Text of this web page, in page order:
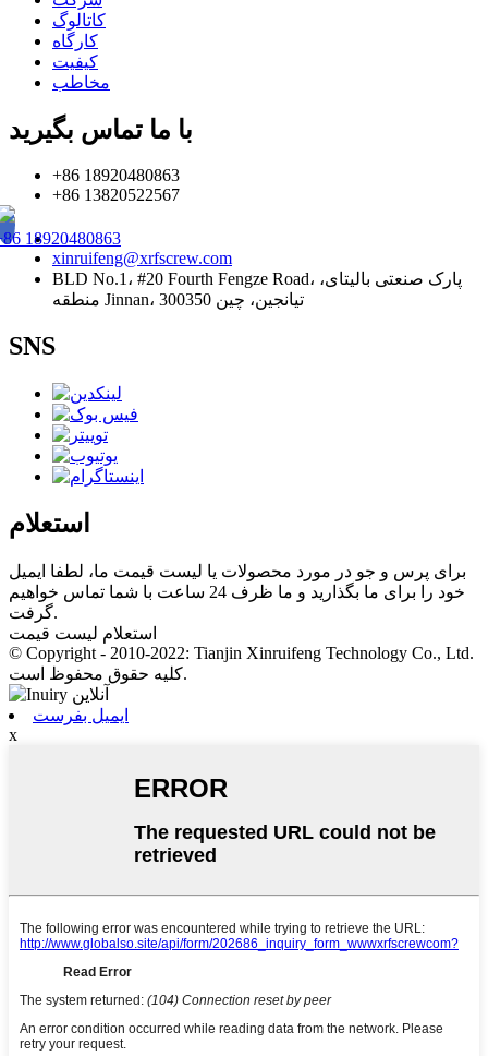
کاتالوگ
کارگاه
کیفیت
مخاطب
با ما تماس بگیرید
+86 18920480863
+86 13820522567
18920480863
xinruifeng@xrfscrew.com
BLD No.1، #20 Fourth Fengze Road، پارک صنعتی بالیتای،
منطقه Jinnan، تیانجین، چین 300350
SNS
استعلام
برای پرس و جو در مورد محصولات یا لیست قیمت ما، لطفا ایمیل
خود را برای ما بگذارید و ما ظرف 24 ساعت با شما تماس خواهیم
گرفت.
استعلام لیست قیمت
© Copyright - 2010-2022: Tianjin Xinruifeng Technology Co., Ltd.
کلیه حقوق محفوظ است.
ایمیل بفرست
x